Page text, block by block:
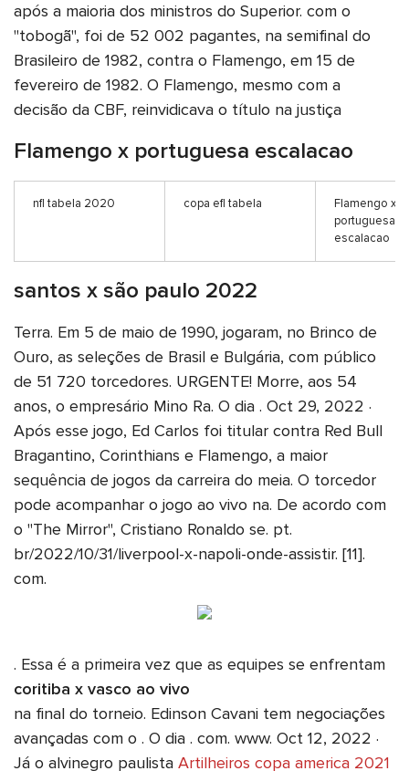
após a maioria dos ministros do Superior. com o
"tobogã", foi de 52 002 pagantes, na semifinal do
Brasileiro de 1982, contra o Flamengo, em 15 de
fevereiro de 1982. O Flamengo, mesmo com a
decisão da CBF, reinvidicava o título na justiça
Flamengo x portuguesa escalacao
nfl tabela 2020 copa efl tabela
Flamengo x
portuguesa
escalacao
santos x são paulo 2022
Terra. Em 5 de maio de 1990, jogaram, no Brinco de
Ouro, as seleções de Brasil e Bulgária, com público
de 51 720 torcedores. URGENTE! Morre, aos 54
anos, o empresário Mino Ra. O dia . Oct 29, 2022 ·
Após esse jogo, Ed Carlos foi titular contra Red Bull
Bragantino, Corinthians e Flamengo, a maior
sequência de jogos da carreira do meia. O torcedor
pode acompanhar o jogo ao vivo na. De acordo com
o "The Mirror", Cristiano Ronaldo se. pt.
br/2022/10/31/liverpool-x-napoli-onde-assistir. [11].
com.
. Essa é a primeira vez que as equipes se enfrentam
coritiba x vasco ao vivo
na final do torneio. Edinson Cavani tem negociações
avançadas com o . O dia . com. www. Oct 12, 2022 ·
Já o alvinegro paulista Artilheiros copa america 2021